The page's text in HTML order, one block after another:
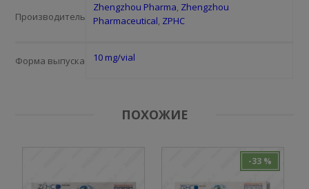
Производитель
Zhengzhou Pharma, Zhengzhou
Pharmaceutical, ZPHC
Форма выпуска 10 mg/vial
ПОХОЖИЕ
-33 %